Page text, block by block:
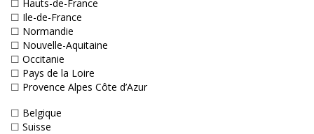
☐ Hauts-de-France
☐ Ile-de-France
☐ Normandie
☐ Nouvelle-Aquitaine
☐ Occitanie
☐ Pays de la Loire
☐ Provence Alpes Côte d’Azur
☐ Belgique
☐ Suisse